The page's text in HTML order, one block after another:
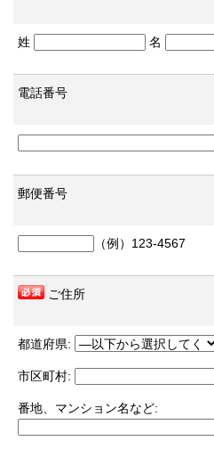
姓 名
電話番号
郵便番号
（例）123-4567
ご住所
都道府県:
市区町村:
番地、マンション名など: